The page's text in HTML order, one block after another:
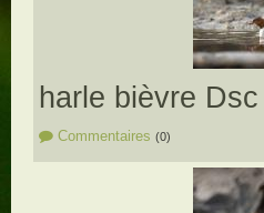
harle bièvre
Commentaires (0)